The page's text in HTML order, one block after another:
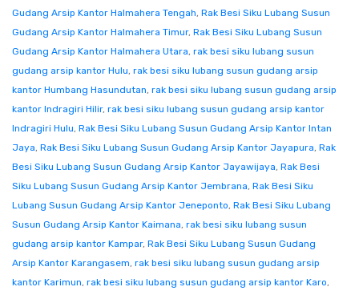
Gudang Arsip Kantor Halmahera Tengah, Rak Besi Siku Lubang Susun
Gudang Arsip Kantor Halmahera Timur, Rak Besi Siku Lubang Susun
Gudang Arsip Kantor Halmahera Utara, rak besi siku lubang susun
gudang arsip kantor Hulu, rak besi siku lubang susun gudang arsip
kantor Humbang Hasundutan, rak besi siku lubang susun gudang arsip
kantor Indragiri Hilir, rak besi siku lubang susun gudang arsip kantor
Indragiri Hulu, Rak Besi Siku Lubang Susun Gudang Arsip Kantor Intan
Jaya, Rak Besi Siku Lubang Susun Gudang Arsip Kantor Jayapura, Rak
Besi Siku Lubang Susun Gudang Arsip Kantor Jayawijaya, Rak Besi
Siku Lubang Susun Gudang Arsip Kantor Jembrana, Rak Besi Siku
Lubang Susun Gudang Arsip Kantor Jeneponto, Rak Besi Siku Lubang
Susun Gudang Arsip Kantor Kaimana, rak besi siku lubang susun
gudang arsip kantor Kampar, Rak Besi Siku Lubang Susun Gudang
Arsip Kantor Karangasem, rak besi siku lubang susun gudang arsip
kantor Karimun, rak besi siku lubang susun gudang arsip kantor Karo,